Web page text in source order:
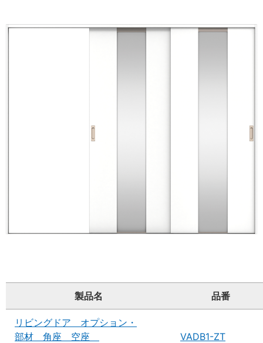
製品名 品番
リビングドア オプション・
部材 角座 空座
VADB1-ZT